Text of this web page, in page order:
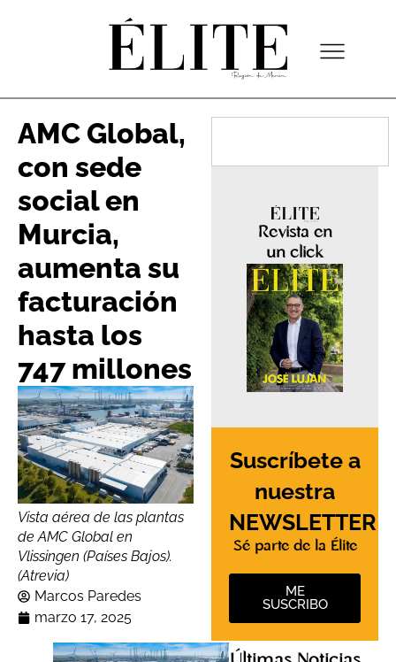
AMC Global,
con sede
social en
Murcia,
aumenta su
facturación
hasta los
747 millones
Vista aérea de las plantas
de AMC Global en
Vlissingen (Países Bajos).
(Atrevia)
Marcos Paredes
marzo 17, 2025
Revista en
un click
Suscríbete a
nuestra
NEWSLETTER
Sé parte de la Élite
ME
SUSCRIBO